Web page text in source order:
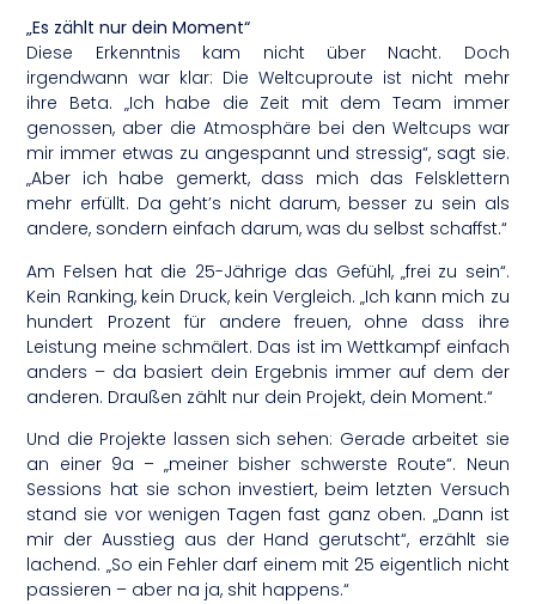
„Es zählt nur dein Moment“
Diese Erkenntnis kam nicht über Nacht. Doch
irgendwann war klar: Die Weltcuproute ist nicht mehr
ihre Beta. „Ich habe die Zeit mit dem Team immer
genossen, aber die Atmosphäre bei den Weltcups war
mir immer etwas zu angespannt und stressig“, sagt sie.
„Aber ich habe gemerkt, dass mich das Felsklettern
mehr erfüllt. Da geht’s nicht darum, besser zu sein als
andere, sondern einfach darum, was du selbst schaffst.“
Am Felsen hat die 25-Jährige das Gefühl, „frei zu sein“.
Kein Ranking, kein Druck, kein Vergleich. „Ich kann mich zu
hundert Prozent für andere freuen, ohne dass ihre
Leistung meine schmälert. Das ist im Wettkampf einfach
anders – da basiert dein Ergebnis immer auf dem der
anderen. Draußen zählt nur dein Projekt, dein Moment.“
Und die Projekte lassen sich sehen: Gerade arbeitet sie
an einer 9a – „meiner bisher schwerste Route“. Neun
Sessions hat sie schon investiert, beim letzten Versuch
stand sie vor wenigen Tagen fast ganz oben. „Dann ist
mir der Ausstieg aus der Hand gerutscht“, erzählt sie
lachend. „So ein Fehler darf einem mit 25 eigentlich nicht
passieren – aber na ja, shit happens.“